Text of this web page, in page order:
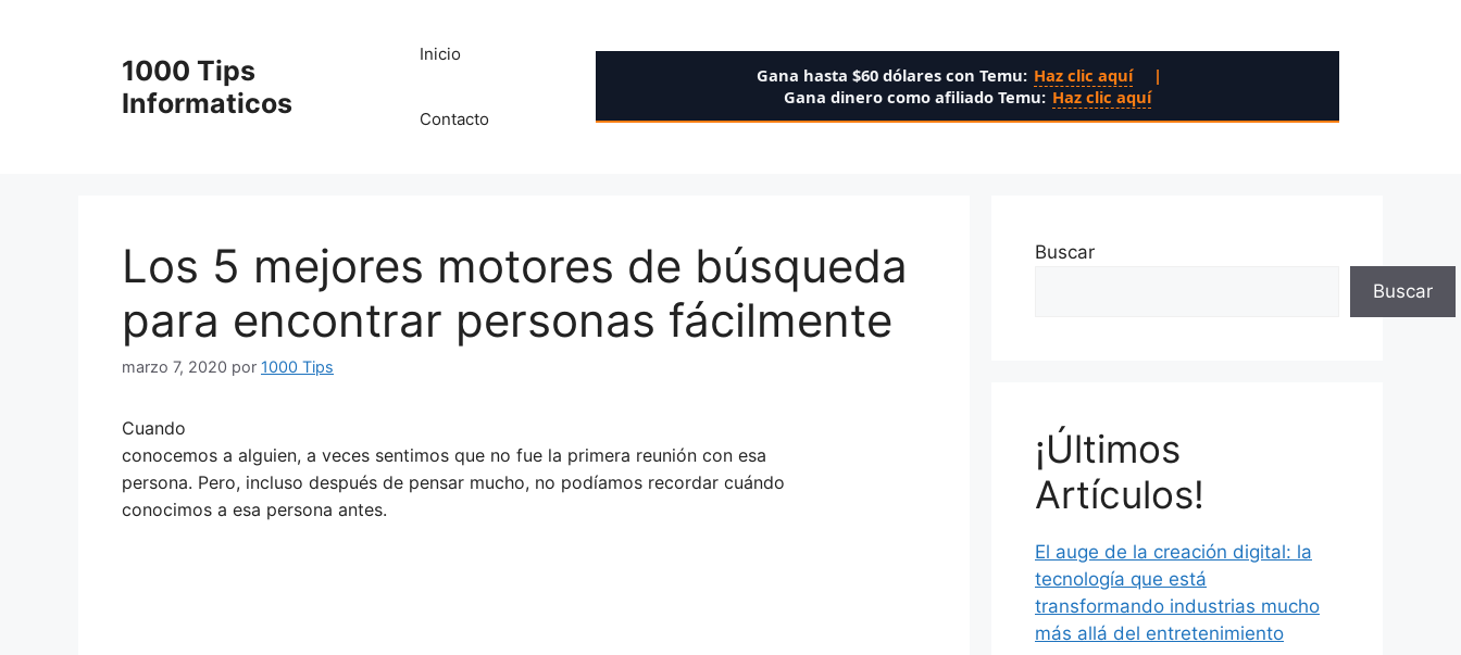
1000 Tips
Informaticos
Inicio
Contacto
Gana hasta $60 dólares con Temu: Haz clic aquí
|
Gana dinero como afiliado Temu: Haz clic aquí
Los 5 mejores motores de búsqueda
para encontrar personas fácilmente
marzo 7, 2020 por 1000 Tips
Cuando
conocemos a alguien, a veces sentimos que no fue la primera reunión con esa
persona. Pero, incluso después de pensar mucho, no podíamos recordar cuándo
conocimos a esa persona antes.
Buscar
Buscar
¡Últimos
Artículos!
El auge de la creación digital: la
tecnología que está
transformando industrias mucho
más allá del entretenimiento